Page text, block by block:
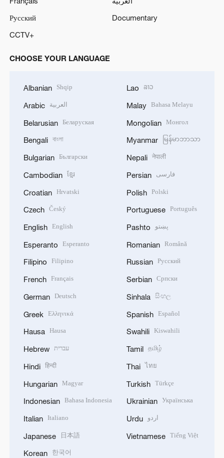
Русский
Documentary
CCTV+
CHOOSE YOUR LANGUAGE
Albanian Shqip
Arabic العربية
Belarusian Беларуская
Bengali বাংলা
Bulgarian Български
Cambodian ខ្មែរ
Croatian Hrvatski
Czech Český
English English
Esperanto Esperanto
Filipino Filipino
French Français
German Deutsch
Greek Ελληνικά
Hausa Hausa
Hebrew עברית
Hindi हिन्दी
Hungarian Magyar
Indonesian Bahasa Indonesia
Italian Italiano
Japanese 日本語
Korean 한국어
Lao ລາວ
Malay Bahasa Melayu
Mongolian Монгол
Myanmar မြန်မာဘာသာ
Nepali नेपाली
Persian فارسی
Polish Polski
Portuguese Português
Pashto پښتو
Romanian Română
Russian Русский
Serbian Српски
Sinhala සිංහල
Spanish Español
Swahili Kiswahili
Tamil தமிழ்
Thai ไทย
Turkish Türkçe
Ukrainian Українська
Urdu اردو
Vietnamese Tiếng Việt